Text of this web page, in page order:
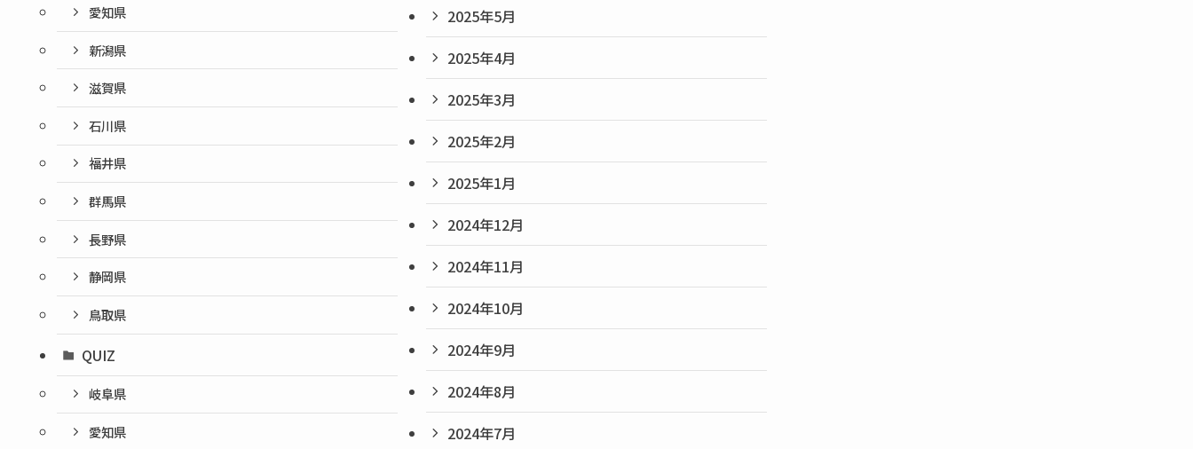
愛知県
新潟県
滋賀県
石川県
福井県
群馬県
長野県
静岡県
鳥取県
QUIZ
岐阜県
愛知県
2025年5月
2025年4月
2025年3月
2025年2月
2025年1月
2024年12月
2024年11月
2024年10月
2024年9月
2024年8月
2024年7月